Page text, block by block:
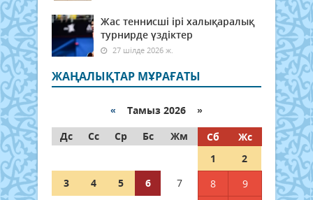
Жас теннисші ірі халықаралық
турнирде үздіктер
27 шілде 2026 ж.
ЖАҢАЛЫҚТАР МҰРАҒАТЫ
« Тамыз 2026 »
Дс
Сс Ср Бс Жм Сб
Жс
1
2
3
4 5 6 7 8
9